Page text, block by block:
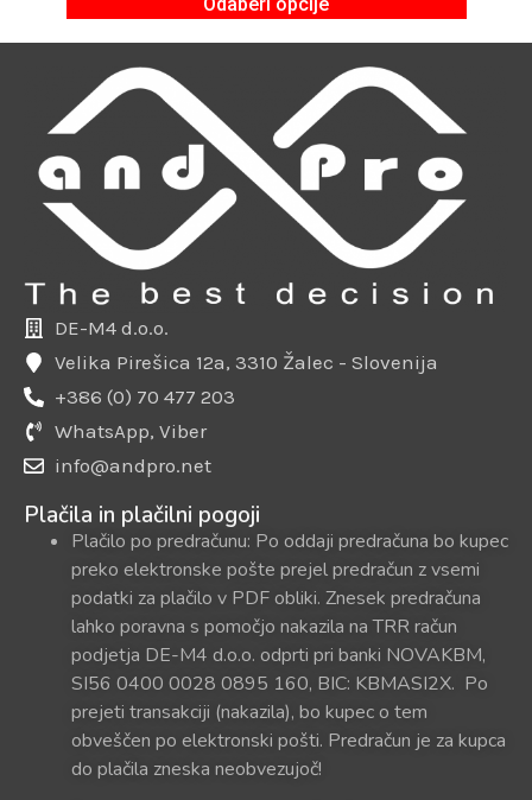
DE-M4 d.o.o.
Velika Pirešica 12a, 3310 Žalec - Slovenija
+386 (0) 70 477 203
WhatsApp, Viber
info@andpro.net
Plačila in plačilni pogoji
Plačilo po predračunu: Po oddaji predračuna bo kupec
preko elektronske pošte prejel predračun z vsemi
podatki za plačilo v PDF obliki. Znesek predračuna
lahko poravna s pomočjo nakazila na TRR račun
podjetja DE-M4 d.o.o. odprti pri banki NOVAKBM,
SI56 0400 0028 0895 160, BIC: KBMASI2X. Po
prejeti transakciji (nakazila), bo kupec o tem
obveščen po elektronski pošti. Predračun je za kupca
do plačila zneska neobvezujoč!